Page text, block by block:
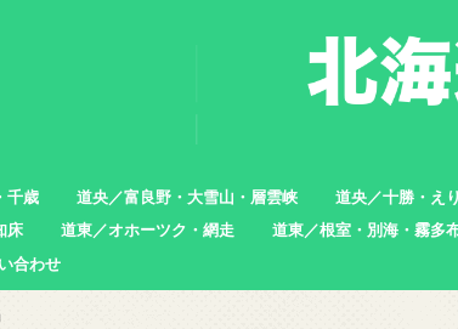
千歳 道央／富良野・大雪山・層雲峡
中富良野町
東川町
沼田町
幌加内町
増毛町
道央／十勝・え
帯広市
えりも町
新ひだか町
足寄町
床 道東／オホーツク・網走 道東／根室・別海・霧多
合わせ